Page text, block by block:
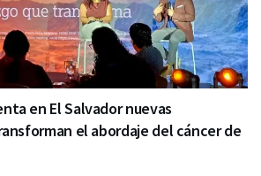
en El Salvador nuevas
el abordaje del cáncer de